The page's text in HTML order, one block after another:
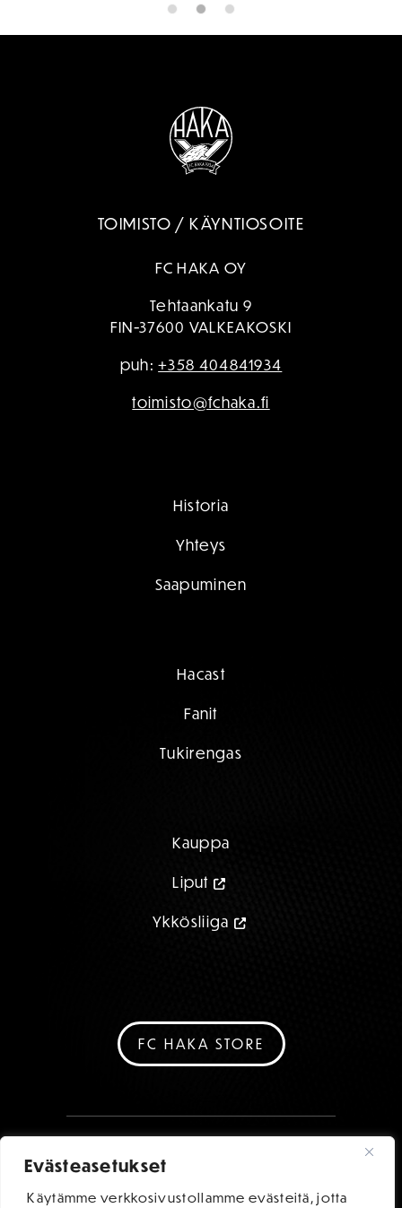
Evästeasetukset
Käytämme verkkosivustollamme evästeitä, jotta
TOIMISTO / KÄYNTIOSOITE
FC HAKA OY
Tehtaankatu 9
FIN-37600 VALKEAKOSKI
puh:+358 404841934
toimisto@fchaka.fi
Historia
Yhteys
Saapuminen
Hacast
Fanit
Tukirengas
Kauppa
Liput
Ykkösliiga
FC HAKA STORE